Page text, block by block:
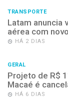
TRANSPORTE
Latam anuncia
aérea com
HÁ 2 DIAS
GERAL
Projeto de R$
Macaé é
HÁ 6 DIAS